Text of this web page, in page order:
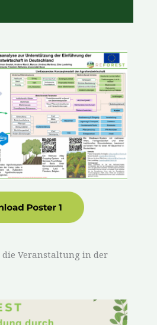
die Veranstaltung in der